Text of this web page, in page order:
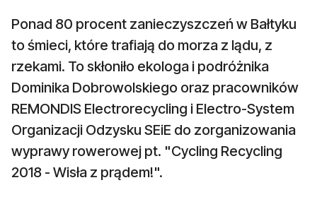
Ponad 80 procent zanieczyszczeń w Bałtyku
to śmieci, które trafiają do morza z lądu, z
rzekami. To skłoniło ekologa i podróżnika
Dominika Dobrowolskiego oraz pracowników
REMONDIS Electrorecycling i Electro-System
Organizacji Odzysku SEiE do zorganizowania
wyprawy rowerowej pt. "Cycling Recycling
2018 - Wisła z prądem!".